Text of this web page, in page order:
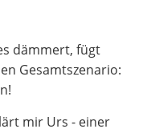
dämmert, fügt
Gesamtszenario:
mir Urs - einer